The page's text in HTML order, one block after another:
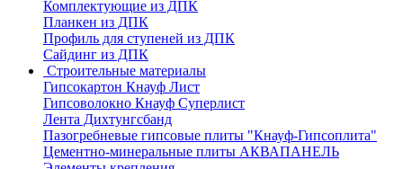
Комплектующие из ДПК
Планкен из ДПК
Профиль для ступеней из ДПК
Сайдинг из ДПК
Строительные материалы
Гипсокартон Кнауф Лист
Гипсоволокно Кнауф Суперлист
Лента Дихтунгсбанд
Пазогребневые гипсовые плиты "Кнауф-Гипсоплита"
Цементно-минеральные плиты АКВАПАНЕЛЬ